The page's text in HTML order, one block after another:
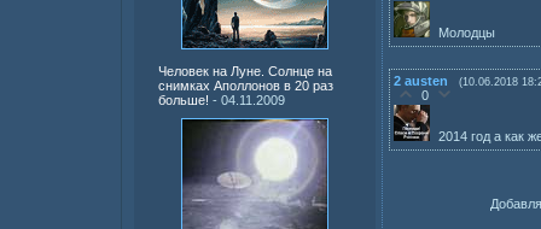
Человек на Луне. Солнце на
снимках Аполлонов в 20 раз
больше! - 04.11.2009
Молодцы
2 austen (10.06.2018
0
2014 год а как